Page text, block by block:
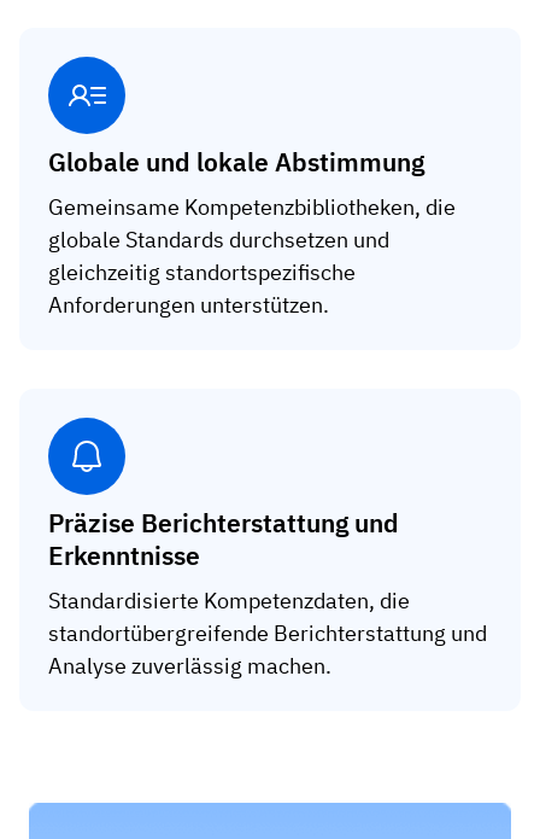
Globale und lokale Abstimmung
Gemeinsame Kompetenzbibliotheken, die
globale Standards durchsetzen und
gleichzeitig standortspezifische
Anforderungen unterstützen.
Präzise Berichterstattung und
Erkenntnisse
Standardisierte Kompetenzdaten, die
standortübergreifende Berichterstattung und
Analyse zuverlässig machen.